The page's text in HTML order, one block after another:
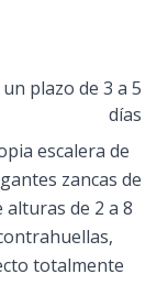
plazo de 3 a 5
días
escalera de
zancas de
alturas de 2 a 8
totalmente